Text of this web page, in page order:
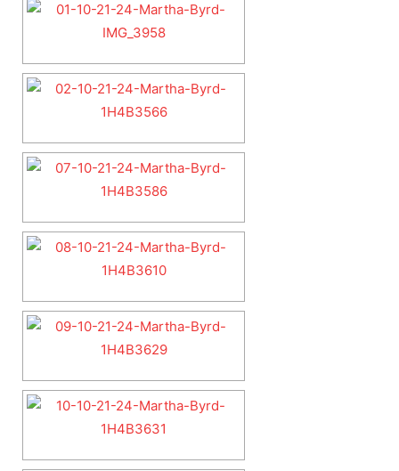
Monika Adamski
Editor in Chiefat
RAMPA. Absolwentka City University of New York,
gdzie ukończyła kierunki Media i Dziennikarstwo
oraz Politologia. 15 lat doświadczenia w zawodzie.
wywiady m.in. z Prezydentami Polski, najwyższymi
kongresu amerykańskiego.